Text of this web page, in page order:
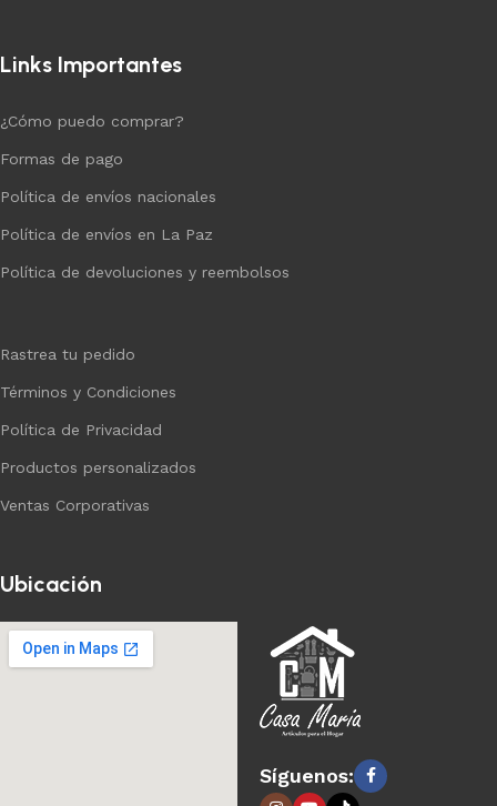
Links Importantes
¿Cómo puedo comprar?
Formas de pago
Política de envíos nacionales
Política de envíos en La Paz
Política de devoluciones y reembolsos
Rastrea tu pedido
Términos y Condiciones
Política de Privacidad
Productos personalizados
Ventas Corporativas
Ubicación
Síguenos: